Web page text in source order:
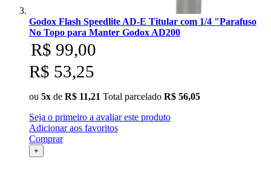
Godox Flash Speedlite AD-E Titular com 1/4 "Parafuso
No Topo para Manter Godox AD200
R$ 99,00
R$ 53,25
ou 5x de R$ 11,21 Total parcelado R$ 56,05
Seja o primeiro a avaliar este produto
Adicionar aos favoritos
Comprar
+